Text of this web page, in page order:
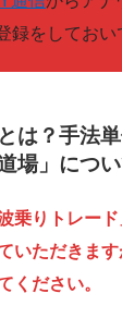
録をしておい
は？手法
場」につ
乗りトレード
いただきま
ください。